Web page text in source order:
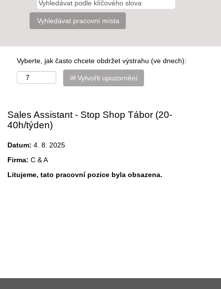
Vyberte, jak často chcete obdržet výstrahu (ve dnech):
Vytvořit upozornění
Sales Assistant - Stop Shop Tábor (20-
40h/týden)
Datum: 4. 8. 2025
Firma: C & A
Litujeme, tato pracovní pozice byla obsazena.